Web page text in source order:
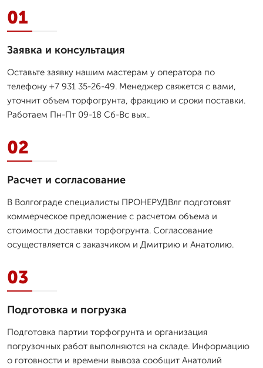
01
Заявка и консультация
Оставьте заявку нашим мастерам у оператора по
телефону +7 931 35-26-49. Менеджер свяжется с вами,
уточнит объем торфогрунта, фракцию и сроки поставки.
Работаем Пн-Пт 09-18 Сб-Вс вых..
02
Расчет и согласование
В Волгограде специалисты ПРОНЕРУДВлг подготовят
коммерческое предложение с расчетом объема и
стоимости доставки торфогрунта. Согласование
осуществляется с заказчиком и Дмитрию и Анатолию.
03
Подготовка и погрузка
Подготовка партии торфогрунта и организация
погрузочных работ выполняются на складе. Информацию
о готовности и времени вывоза сообщит Анатолий